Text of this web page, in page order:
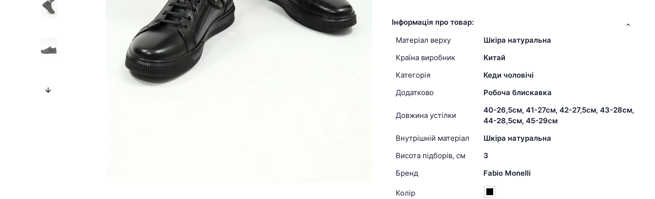
Інформація про товар:
Матеріал верху
Шкіра натуральна
Країна виробник
Китай
Категорія
Кеди чоловічі
Додатково
Робоча блискавка
Довжина устілки
40-26,5см, 41-27см, 42-27,5см, 43-28см,
44-28,5см, 45-29см
Внутрішній матеріал
Шкіра натуральна
Висота підборів, см
3
Бренд
Fabio Monelli
Колір